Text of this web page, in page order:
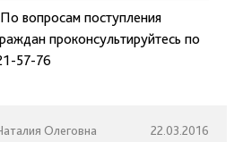
вопросам поступления
проконсультируйтесь по
57-76
Олеговна 22.03.2016